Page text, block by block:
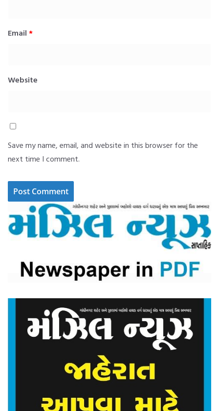
Email *
Website
Save my name, email, and website in this browser for the
next time I comment.